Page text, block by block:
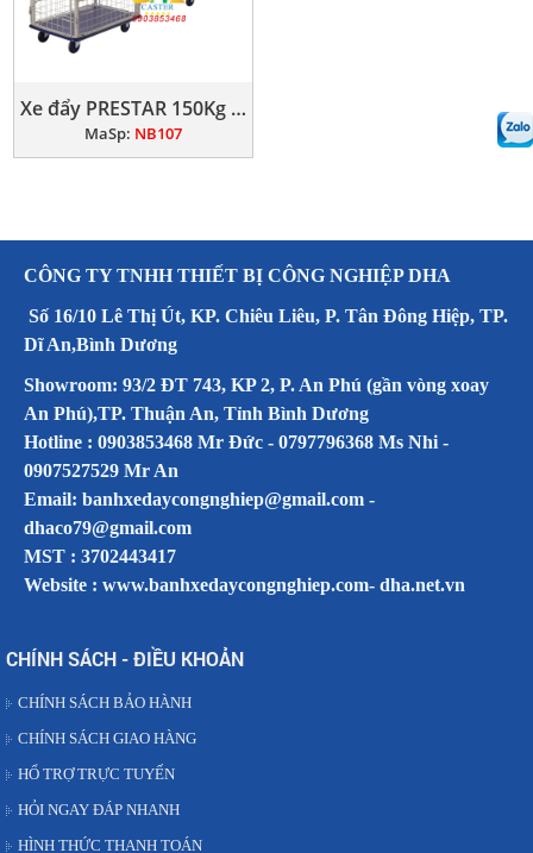
Xe đẩy PRESTAR 150Kg lồng thép
MaSp: NB107
CÔNG TY TNHH THIẾT BỊ CÔNG NGHIỆP DHA
Số 16/10 Lê Thị Út, KP. Chiêu Liêu, P. Tân Đông Hiệp, TP.
Dĩ An,Bình Dương
Showroom: 93/2 ĐT 743, KP 2, P. An Phú (gần vòng xoay
An Phú),TP. Thuận An, Tỉnh Bình Dương
Hotline : 0903853468 Mr Đức - 0797796368 Ms Nhi -
0907527529 Mr An
Email: banhxedaycongnghiep@gmail.com -
dhaco79@gmail.com
MST : 3702443417
Website : www.banhxedaycongnghiep.com- dha.net.vn
CHÍNH SÁCH - ĐIỀU KHOẢN
CHÍNH SÁCH BẢO HÀNH
CHÍNH SÁCH GIAO HÀNG
HỔ TRỢ TRỰC TUYẾN
HỎI NGAY ĐÁP NHANH
HÌNH THỨC THANH TOÁN